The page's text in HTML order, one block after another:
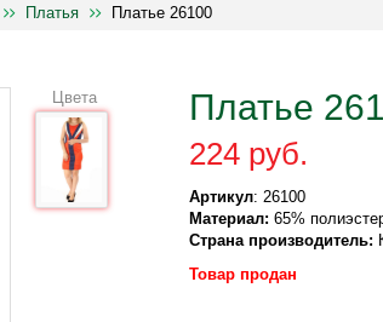
Платья Платье 26100
Платье
224 руб.
Артикул: 26100
Материал: 65%
Страна производитель:
Цвета
Товар продан